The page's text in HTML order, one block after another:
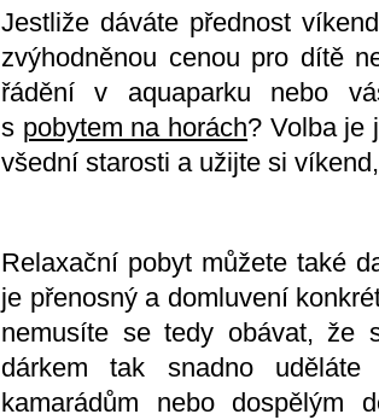
Jestliže dáváte přednost
zvýhodněnou cenou pro dítě
řádění v aquaparku nebo
s pobytem na horách? Volba je
všední starosti a užijte si
Relaxační pobyt můžete také
je přenosný a domluvení
nemusíte se tedy obávat, že
dárkem tak snadno
kamarádům nebo dospělým